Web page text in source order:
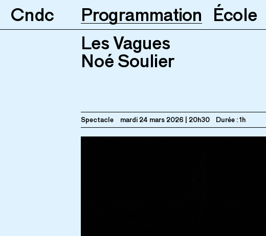
Cndc Programmation École
Les VaguesNoé Soulier
Les Vagues
Noé Soulier
Spectacle mardi 24 mars 2026 20h30 Durée : 1h